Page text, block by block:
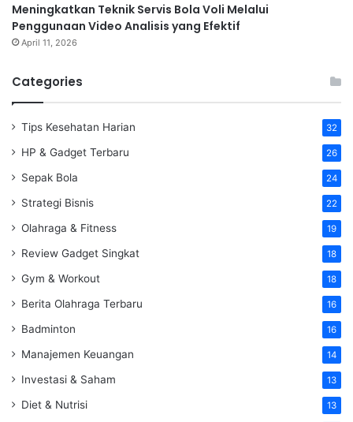
Meningkatkan Teknik Servis Bola Voli Melalui
Penggunaan Video Analisis yang Efektif
April 11, 2026
Categories
Tips Kesehatan Harian 32
HP & Gadget Terbaru 26
Sepak Bola 24
Strategi Bisnis 22
Olahraga & Fitness 19
Review Gadget Singkat 18
Gym & Workout 18
Berita Olahraga Terbaru 16
Badminton 16
Manajemen Keuangan 14
Investasi & Saham 13
Diet & Nutrisi 13